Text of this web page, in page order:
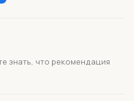
знать, что рекомендация